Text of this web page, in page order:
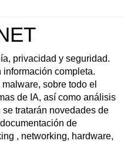
privacidad y seguridad.
completa.
sobre todo el
de IA, así como análisis
tratarán novedades de
de
, networking, hardware,